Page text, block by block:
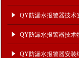
操作说明
QY防漏水报警器技术
产品功能
QY防漏水报警器技术
结构功能
QY防漏水报警器安装